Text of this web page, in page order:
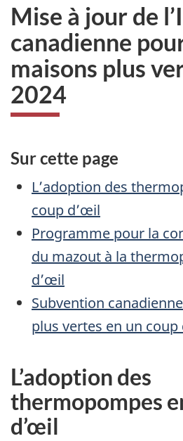
Mise à jour de
canadienne
maisons plus
2024
Sur cette page
L’adoption des
coup d’œil
Programme pour la
du mazout à la
d’œil
Subvention
plus vertes en un coup
L’adoption des
thermopompes
d’œil